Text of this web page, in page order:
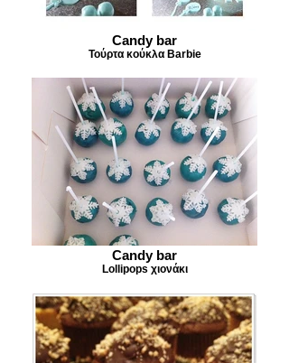
Candy bar
Τούρτα κούκλα Barbie
Candy bar
Lollipops χιονάκι